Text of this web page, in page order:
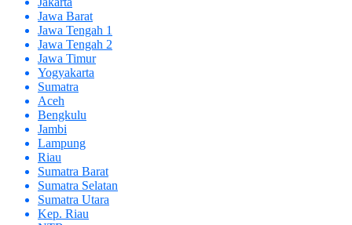
Jawa Barat
Jawa Tengah 1
Jawa Tengah 2
Jawa Timur
Yogyakarta
Sumatra
Aceh
Bengkulu
Jambi
Lampung
Riau
Sumatra Barat
Sumatra Selatan
Sumatra Utara
Kep. Riau